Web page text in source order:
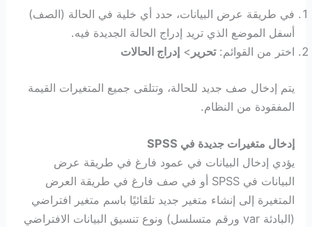
في طريقة عرض البيانات، حدد أي خلية في الحالة (الصف)
أسفل الموضع الذي تريد إدراج الحالة الجديدة فيه.
اختر من القوائم:تحرير >إدراج الحالات
يتم إدخال صف جديد للحالة، وتتلقى جميع المتغيرات القيمة
المفقودة من النظام.
إدخال متغيرات جديدة في SPSS
يؤدي إدخال البيانات في عمود فارغ في طريقة عرض
البيانات في SPSS أو في صف فارغ في طريقة العرض
المتغيرة إلى إنشاء متغير جديد تلقائيًا باسم متغير افتراضي
(البادئة var ورقم متسلسل) ونوع تنسيق البيانات الافتراضي